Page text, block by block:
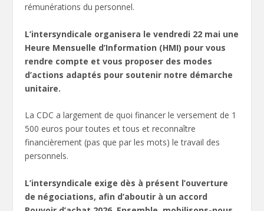
rémunérations du personnel.
L’intersyndicale organisera le vendredi 22 mai une
Heure Mensuelle d’Information (HMI) pour vous
rendre compte et vous proposer des modes
d’actions adaptés pour soutenir notre démarche
unitaire.
La CDC a largement de quoi financer le versement de 1
500 euros pour toutes et tous et reconnaître
financièrement (pas que par les mots) le travail des
personnels.
L’intersyndicale exige dès à présent l’ouverture
de négociations, afin d’aboutir à un accord